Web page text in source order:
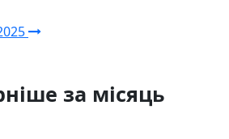
за місяць